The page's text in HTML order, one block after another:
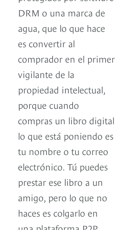
DRM o una marca de
agua, que lo que hace
es convertir al
comprador en el primer
vigilante de la
propiedad intelectual,
porque cuando
compras un libro digital
lo que está poniendo es
tu nombre o tu correo
electrónico. Tú puedes
prestar ese libro a un
amigo, pero lo que no
haces es colgarlo en